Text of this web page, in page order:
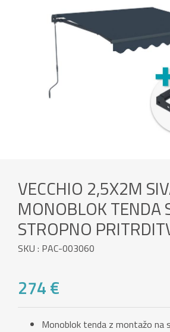
VECCHIO 2,5X2M
MONOBLOK TENDA
STROPNO
SKU : PAC-003060
274 €
Monoblok tenda z montažo na